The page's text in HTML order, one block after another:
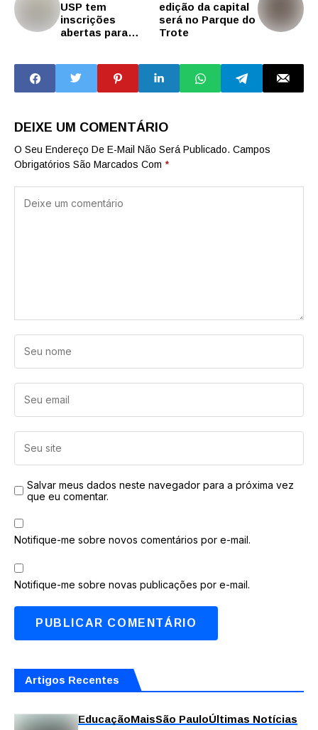
USP tem
inscrições
abertas para
edição da capital
será no Parque do
Trote
DEIXE UM COMENTÁRIO
O Seu Endereço De E-Mail Não Será Publicado. Campos
Obrigatórios São Marcados Com *
Salvar meus dados neste navegador para a próxima vez
que eu comentar.
Notifique-me sobre novos comentários por e-mail.
Notifique-me sobre novas publicações por e-mail.
Artigos Recentes
EducaçãoMaisSão PauloÚltimas Notícias